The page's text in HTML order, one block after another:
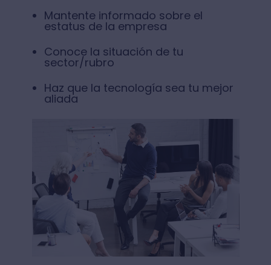
Mantente informado sobre el
estatus de la empresa
Conoce la situación de tu
sector/rubro
Haz que la tecnología sea tu mejor
aliada